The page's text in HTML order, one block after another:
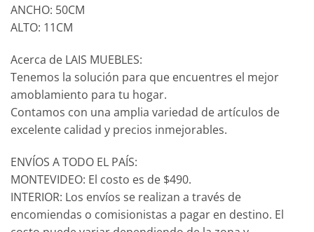
ANCHO: 50CM
ALTO: 11CM
Acerca de LAIS MUEBLES:
Tenemos la solución para que encuentres el mejor
amoblamiento para tu hogar.
Contamos con una amplia variedad de artículos de
excelente calidad y precios inmejorables.
ENVÍOS A TODO EL PAÍS:
MONTEVIDEO: El costo es de $490.
INTERIOR: Los envíos se realizan a través de
encomiendas o comisionistas a pagar en destino. El